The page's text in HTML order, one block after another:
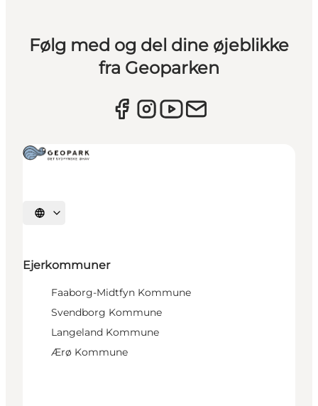
Følg med og del dine øjeblikke
fra Geoparken
Vælg sprog
Ejerkommuner
Faaborg-Midtfyn Kommune
Svendborg Kommune
Langeland Kommune
Ærø Kommune